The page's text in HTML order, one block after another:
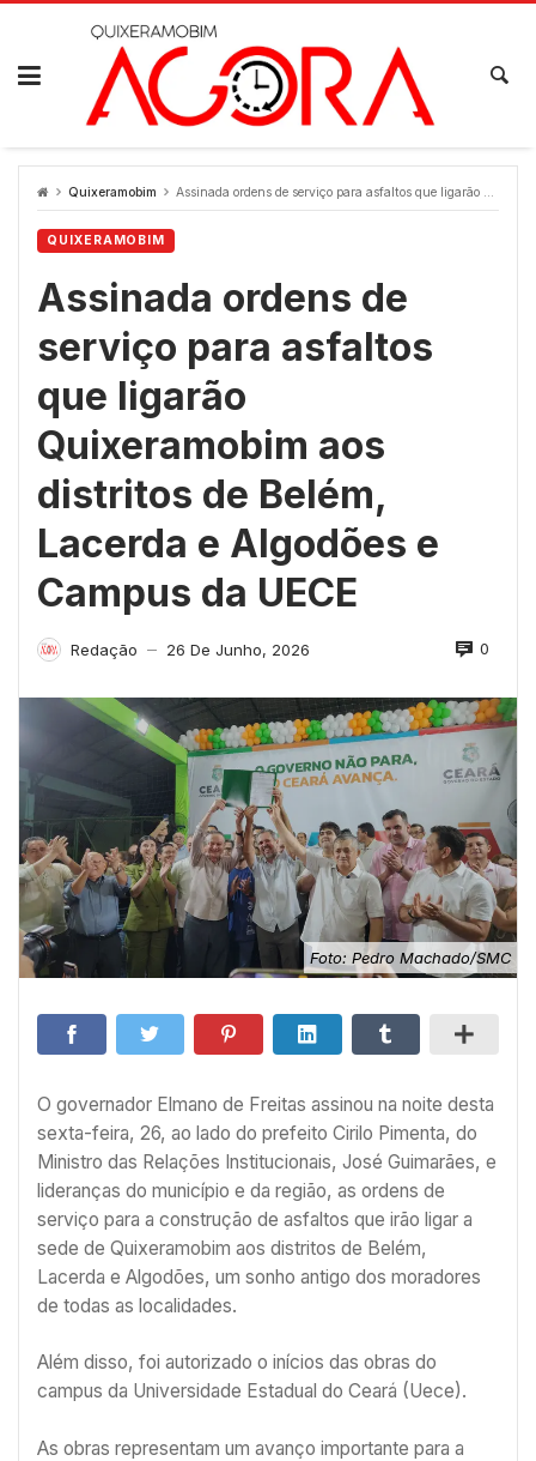
Skip
Quixeramobim Assinada ordens de serviço para asfaltos que ligarão Quixeramobim aos distritos de Belém, Lacerda e Algodões e Campus da UECE
QUIXERAMOBIM
Assinada ordens de
serviço para asfaltos
que ligarão
Quixeramobim aos
distritos de Belém,
Lacerda e Algodões e
Campus da UECE
Redação — 26 De Junho, 2026 0
Foto: Pedro Machado/SMC
O governador Elmano de Freitas assinou na noite desta
sexta-feira, 26, ao lado do prefeito Cirilo Pimenta, do
Ministro das Relações Institucionais, José Guimarães, e
lideranças do município e da região, as ordens de
serviço para a construção de asfaltos que irão ligar a
sede de Quixeramobim aos distritos de Belém,
Lacerda e Algodões, um sonho antigo dos moradores
de todas as localidades.
Além disso, foi autorizado o inícios das obras do
campus da Universidade Estadual do Ceará (Uece).
As obras representam um avanço importante para a